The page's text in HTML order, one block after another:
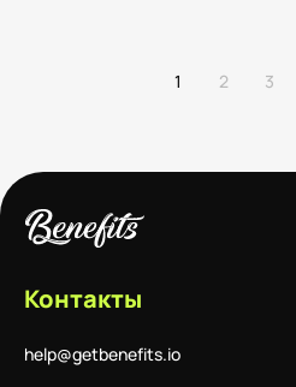
1 2 3
Контакты
help@getbenefits.io